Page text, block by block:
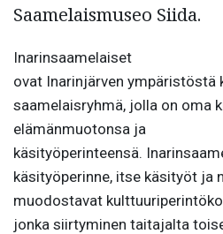
Saamelaismuseo Siida.
Inarinsaamelaiset
ovat Inarinjärven ympäristöstä
saamelaisryhmä, jolla on oma
elämänmuotonsa ja
käsityöperinteensä.
käsityöperinne, itse käsityöt ja
muodostavat
jonka siirtyminen taitajalta